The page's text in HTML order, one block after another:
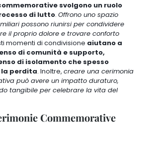
svolgono un ruolo
di lutto. Offrono uno spazio
possono riunirsi per condividere
il proprio dolore e trovare conforto
momenti di condivisione aiutano a
di comunità e supporto,
di isolamento che spesso
perdita. Inoltre, creare una cerimonia
può avere un impatto duraturo,
tangibile per celebrare la vita del
Commemorative